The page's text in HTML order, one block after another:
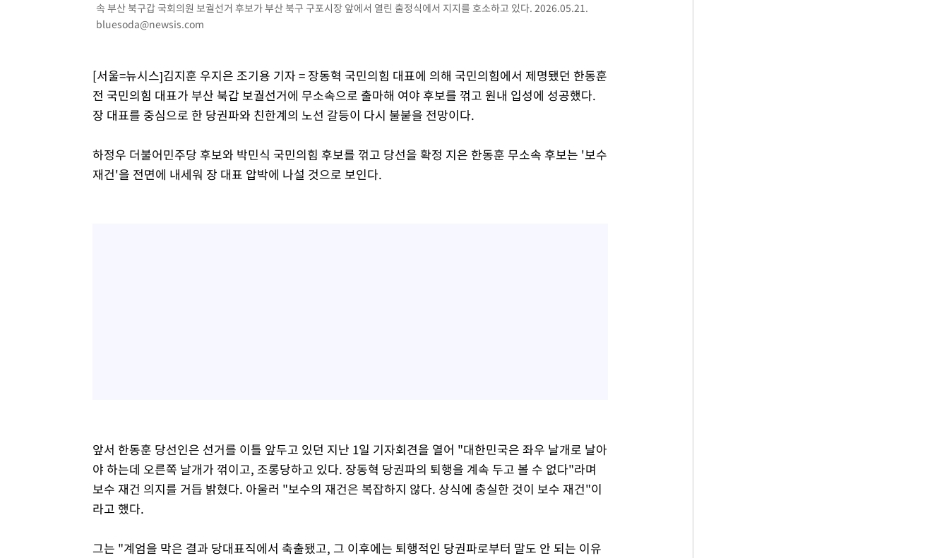
속 부산 북구갑 국회의원 보궐선거 후보가 부산 북구 구포시장 앞에서 열린 출정식에서 지지를 호소하고 있다. 2026.05.21.
bluesoda@newsis.com
[서울=뉴시스]김지훈 우지은 조기용 기자 = 장동혁 국민의힘 대표에 의해 국민의힘에서 제명됐던 한동훈
전 국민의힘 대표가 부산 북갑 보궐선거에 무소속으로 출마해 여야 후보를 꺾고 원내 입성에 성공했다.
장 대표를 중심으로 한 당권파와 친한계의 노선 갈등이 다시 불붙을 전망이다.
하정우 더불어민주당 후보와 박민식 국민의힘 후보를 꺾고 당선을 확정 지은 한동훈 무소속 후보는 '보수
재건'을 전면에 내세워 장 대표 압박에 나설 것으로 보인다.
앞서 한동훈 당선인은 선거를 이틀 앞두고 있던 지난 1일 기자회견을 열어 "대한민국은 좌우 날개로 날아
야 하는데 오른쪽 날개가 꺾이고, 조롱당하고 있다. 장동혁 당권파의 퇴행을 계속 두고 볼 수 없다"라며
보수 재건 의지를 거듭 밝혔다. 아울러 "보수의 재건은 복잡하지 않다. 상식에 충실한 것이 보수 재건"이
라고 했다.
그는 "계엄을 막은 결과 당대표직에서 축출됐고, 그 이후에는 퇴행적인 당권파로부터 말도 안 되는 이유